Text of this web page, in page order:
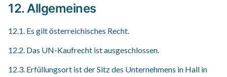
12. Allgemeines
12.1. Es gilt österreichisches Recht.
12.2. Das UN-Kaufrecht ist ausgeschlossen.
12.3. Erfüllungsort ist der Sitz des Unternehmens in Hall in